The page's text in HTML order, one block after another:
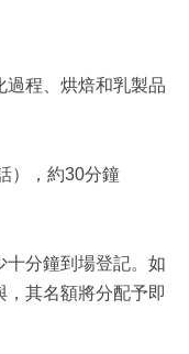
過程、烘焙和乳製品
），約30分鐘
十分鐘到場登記。如
其名額將分配予即